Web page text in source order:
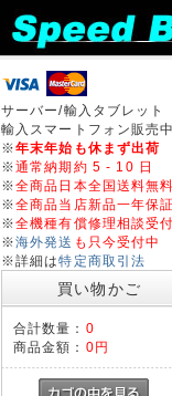
サーバー/輸入タブレット
輸入スマートフォン販売中
※年末年始も休まず出荷
※通常納期約 5 - 10 日
※全商品日本全国送料無料
※全商品当店新品一年保証
※全機種有償修理相談受付
※海外発送 も只今受付中
※詳細は特定商取引法
買い物かご
合計数量： 0
商品金額： 0円